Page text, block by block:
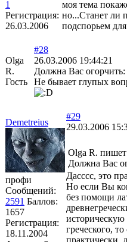
1
Регистрация:
26.03.2006
моя тема
но...Станет ли
подспорьем
Olga
R.
Гость
#28
26.03.2006 19:44:21
Должна Вас
Не бывает глупых
Demetreius
профи
Сообщений:
2591 Баллов:
1657
Регистрация:
18.11.2004
#29
29.03.2006
Olga R.
Должна Вас
Дасссс, это
Но если Вы
без помощи
греческого,
практически,